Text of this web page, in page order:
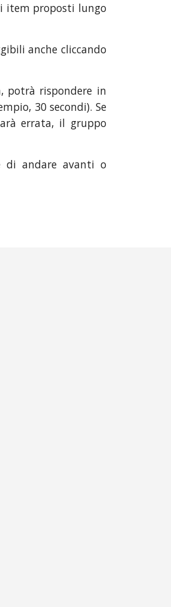
item proposti lungo
anche cliccando
potrà rispondere in
30 secondi). Se
errata, il gruppo
di andare avanti o